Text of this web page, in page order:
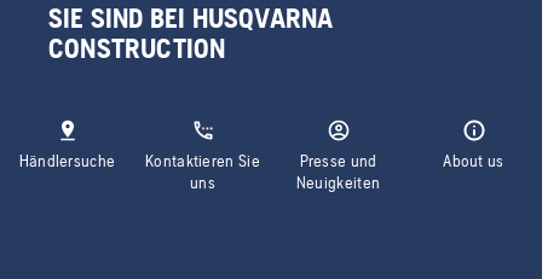
SIE SIND BEI HUSQVARNA
CONSTRUCTION
Händlersuche
Kontaktieren Sie
uns
Presse und
Neuigkeiten
About us